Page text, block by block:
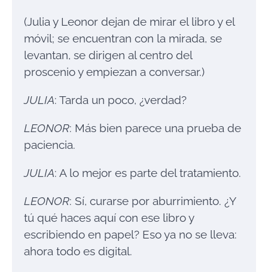
(Julia y Leonor dejan de mirar el libro y el
móvil; se encuentran con la mirada, se
levantan, se dirigen al centro del
proscenio y empiezan a conversar.)
JULIA: Tarda un poco, ¿verdad?
LEONOR: Más bien parece una prueba de
paciencia.
JULIA: A lo mejor es parte del tratamiento.
LEONOR: Sí, curarse por aburrimiento. ¿Y
tú qué haces aquí con ese libro y
escribiendo en papel? Eso ya no se lleva:
ahora todo es digital.